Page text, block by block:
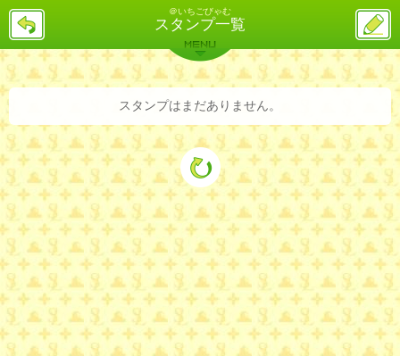
＠いちごびゃむ
スタンプ一覧
戻
ス
投
稿
バックナンバー 詳細検索 ランキング
MENU
スタンプはまだありません。